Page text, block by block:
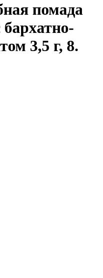
помада
3,5 г, 8.